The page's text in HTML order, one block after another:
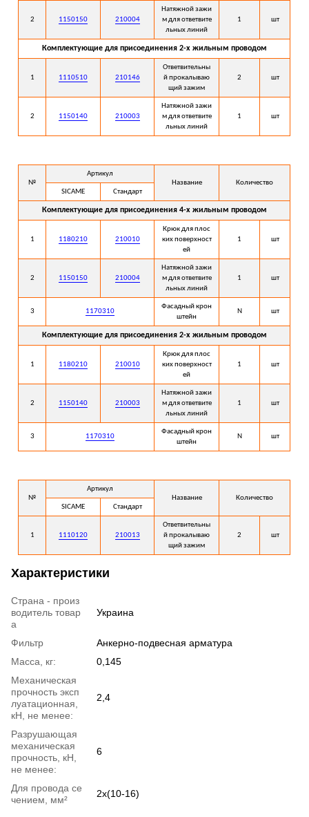
2 1150150 210004
Натяжной зажи
м для ответвите
льных линий
1 шт
Комплектующие для присоединения 2-х жильным проводом
1 1110510 210146
Ответвительны
й прокалываю
щий зажим
2 шт
2 1150140 210003
Натяжной зажи
м для ответвите
льных линий
1 шт
№
Артикул
Название
Количество
SICAME
Стандарт
Комплектующие для присоединения 4-х жильным проводом
1 1180210 210010
Крюк для плос
ких поверхност
ей
1 шт
2 1150150 210004
Натяжной зажи
м для ответвите
льных линий
1 шт
3 1170310
Фасадный крон
штейн
N шт
Комплектующие для присоединения 2-х жильным проводом
1 1180210 210010
Крюк для плос
ких поверхност
ей
1 шт
2 1150140 210003
Натяжной зажи
м для ответвите
льных линий
1 шт
3 1170310
Фасадный крон
штейн
N шт
№
Артикул
Название
Количество
SICAME
Стандарт
1 1110120 210013
Ответвительны
й прокалываю
щий зажим
2 шт
Характеристики
Страна - произ
водитель товар
а
Украина
Фильтр
Анкерно-подвесная арматура
Масса, кг:
0,145
Механическая
прочность эксп
луатационная,
кН, не менее:
2,4
Разрушающая
механическая
прочность, кН,
не менее:
6
Для провода се
чением, мм²
2х(10-16)